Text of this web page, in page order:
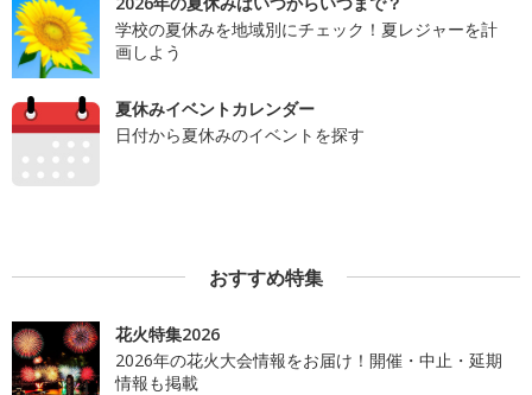
学校の夏休みを地域別にチェック！夏レジャーを計
画しよう
夏休みイベントカレンダー
日付から夏休みのイベントを探す
おすすめ特集
花火特集2026
2026年の花火大会情報をお届け！開催・中止・延期
情報も掲載